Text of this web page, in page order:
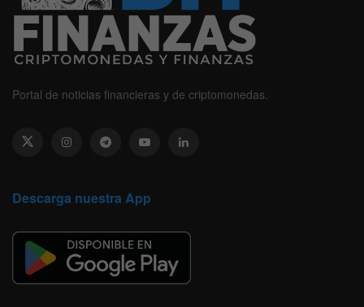
Portal de noticias financieras y de criptomonedas.
Descarga nuestra App